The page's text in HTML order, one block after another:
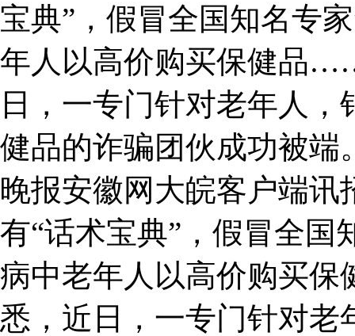
宝典”，假冒全国知名专
年人以高价购买保健品
日，一专门针对老年人
健品的诈骗团伙成功被端
晚报安徽网大皖客户端
有“话术宝典”，假冒全国
病中老年人以高价购买
悉，近日，一专门针对老